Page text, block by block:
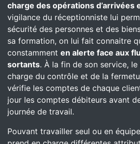
charge des opérations d’arrivées
vigilance du réceptionniste lui
sécurité des personnes et des
sa formation, on lui fait connaitre
constamment en alerte face aux
sortants. À la fin de son service,
charge du contrôle et de la
vérifie les comptes de chaque
jour les comptes débiteurs avant
journée de travail.
Pouvant travailler seul ou en